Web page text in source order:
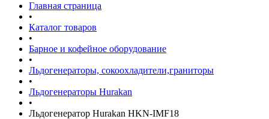
Главная страница
•
Каталог товаров
•
Барное и кофейное оборудование
•
Льдогенераторы, сокоохладители,граниторы
•
Льдогенераторы Hurakan
•
Льдогенератор Hurakan HKN-IMF18